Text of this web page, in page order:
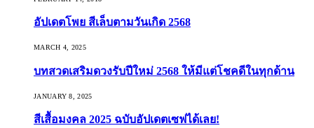
อัปเดตโพย สีเล็บตามวันเกิด 2568
MARCH 4, 2025
บทสวดเสริมดวงรับปีใหม่ 2568 ให้มีแต่โชคดีในทุกด้าน
JANUARY 8, 2025
สีเสื้อมงคล 2025 ฉบับอัปเดตเซฟได้เลย!